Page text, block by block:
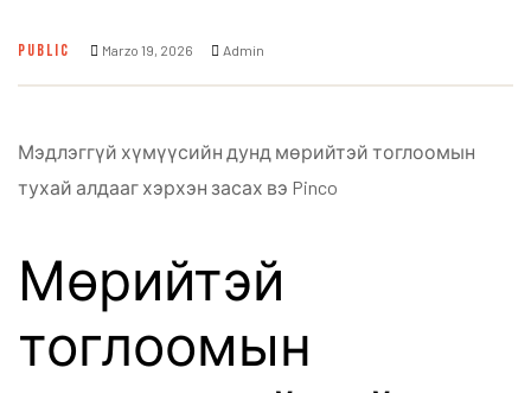
PUBLIC Marzo 19, 2026 Admin
Мэдлэггүй хүмүүсийн дунд мөрийтэй тоглоомын
тухай алдааг хэрхэн засах вэ Pinco
Мөрийтэй
тоглоомын